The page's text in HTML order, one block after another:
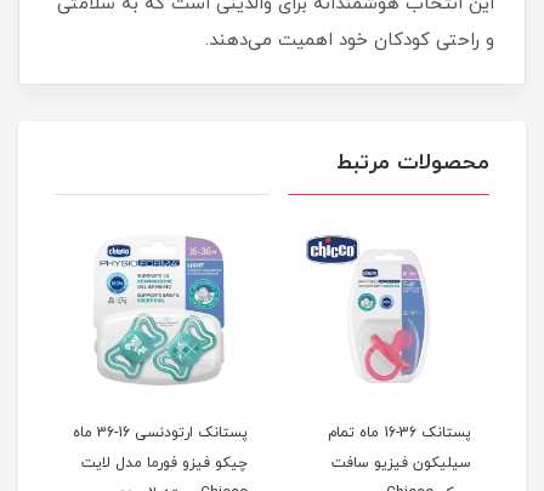
و راحتی کودکان خود اهمیت می‌دهند.
محصولات مرتبط
پستانک 36-16 ماه تمام
سیلیکون فیزیو سافت
پستانک ارتودنسی 16-36 ماه
چیکو فیزو فورما مدل لایت